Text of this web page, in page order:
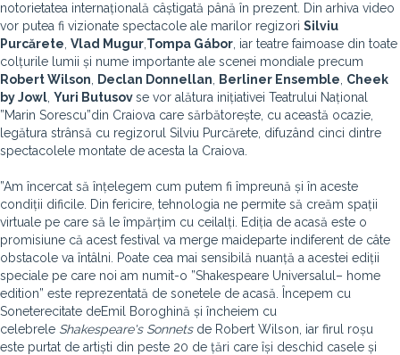
notorietatea internațională câștigată până în prezent. Din arhiva video
vor putea fi vizionate spectacole ale marilor regizori Silviu
Purcărete Vlad Mugur Tompa Gábor , iar teatre faimoase din toate
colțurile lumii și nume importante ale scenei mondiale precum
Robert Wilson
Declan Donnellan Berliner Ensemble Cheek
by Jowl Yuri Butusovse vor alătura inițiativei Teatrului Național
”Marin Sorescu”din Craiova care sărbătorește, cu această ocazie,
legătura strânsă cu regizorul Silviu Purcărete, difuzând cinci dintre
spectacolele montate de acesta la Craiova.
”Am încercat să înțelegem cum putem fi împreună și în aceste
condiții dificile. Din fericire, tehnologia ne permite să creăm spații
virtuale pe care să le împărțim cu ceilalți. Ediția de acasă este o
promisiune că acest festival va merge maideparte indiferent de câte
obstacole va întâlni. Poate cea mai sensibilă nuanță a acestei ediții
speciale pe care noi am numit-o ”Shakespeare Universalul– home
edition” este reprezentată de sonetele de acasă. Începem cu
Soneterecitate deEmil Boroghină și încheiem cu
celebrele Shakespeare's Sonnetsde Robert Wilson, iar firul roșu
este purtat de artiști din peste 20 de țări care își deschid casele și